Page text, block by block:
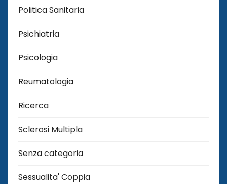
Politica Sanitaria
Psichiatria
Psicologia
Reumatologia
Ricerca
Sclerosi Multipla
Senza categoria
Sessualita' Coppia